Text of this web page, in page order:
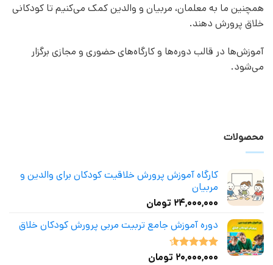
همچنین ما به معلمان، مربیان و والدین کمک می‌کنیم تا کودکانی
خلاق پرورش دهند.
آموزش‌ها در قالب دوره‌ها و کارگاه‌های حضوری و مجازی برگزار
می‌شود.
محصولات
کارگاه آموزش پرورش خلاقیت کودکان برای والدین و
مربیان
۲۴,۰۰۰,۰۰۰ تومان
دوره آموزش جامع تربیت مربی پرورش کودکان خلاق
نمره4.50
۲۰,۰۰۰,۰۰۰ تومان